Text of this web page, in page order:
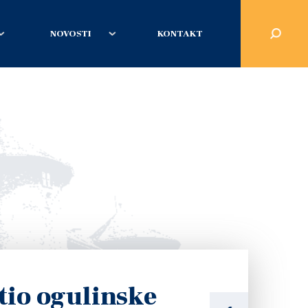
NOVOSTI KONTAKT
ogulinske